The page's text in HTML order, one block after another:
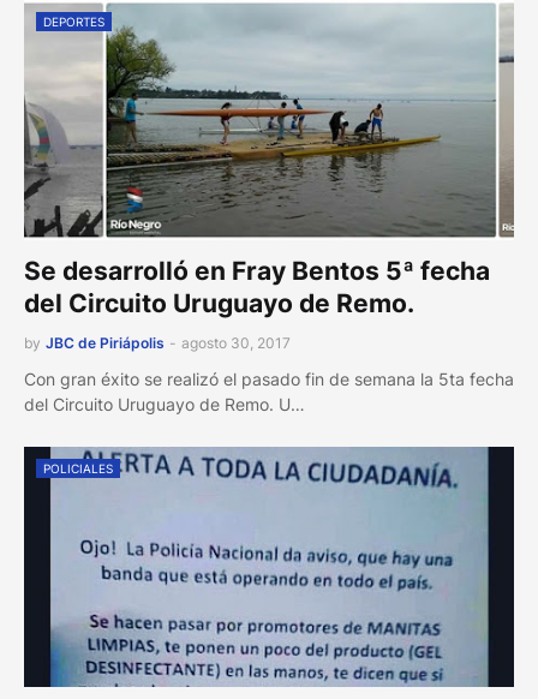
DEPORTES
Se desarrolló en Fray Bentos 5ª fecha
del Circuito Uruguayo de Remo.
by JBC de Piriápolis - agosto 30, 2017
Con gran éxito se realizó el pasado fin de semana la 5ta fecha
del Circuito Uruguayo de Remo. U…
POLICIALES